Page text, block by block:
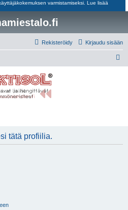
varmistamiseksi. Lue lisää
Kirjaudu sisään
Rekisteröidy
tätä profiilia.